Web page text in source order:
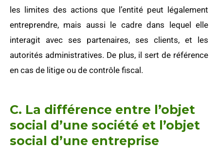
les limites des actions que l’entité peut légalement
entreprendre, mais aussi le cadre dans lequel elle
interagit avec ses partenaires, ses clients, et les
autorités administratives. De plus, il sert de référence
en cas de litige ou de contrôle fiscal.
C. La différence entre l’objet
social d’une société et l’objet
social d’une entreprise